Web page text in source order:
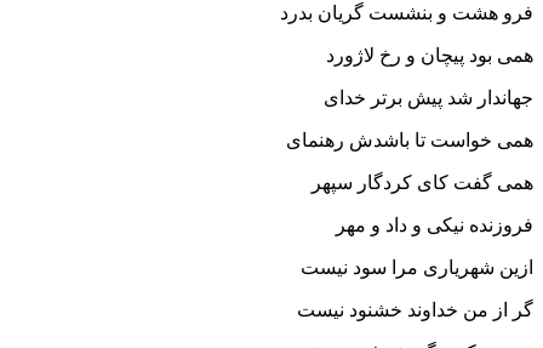
فرو هشت و بنشست گریان بدرد
همى بود پیچان و رخ لاژورد
جهاندار شد پیش برتر خداى
همى خواست تا باشدش رهنماى‏
همى گفت کاى کردگار سپهر
فروزنده نیکى و داد و مهر
ازین شهریارى مرا سود نیست
گر از من خداوند خشنود نیست‏